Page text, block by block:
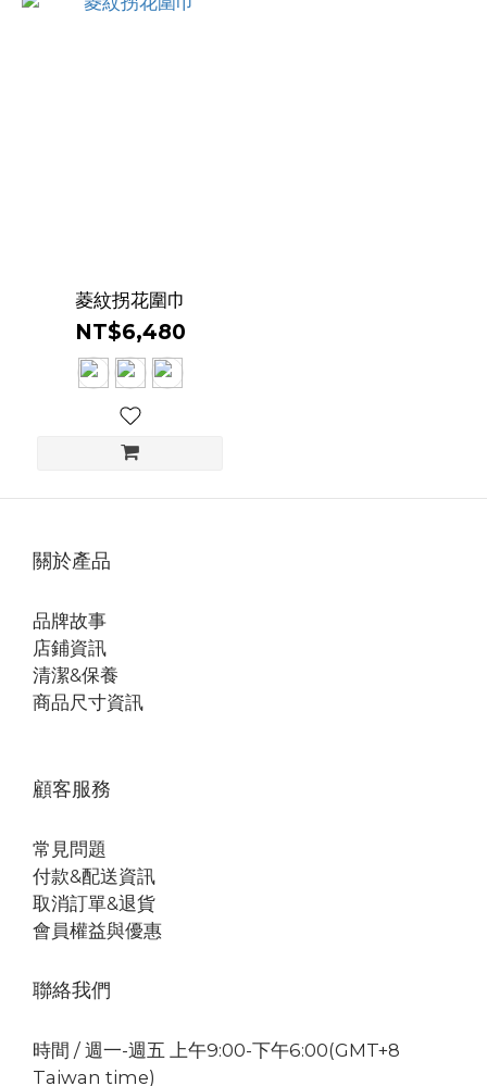
菱紋拐花圍巾
NT$6,480
關於產品
品牌故事
店鋪資訊
清潔&保養
商品尺寸資訊
顧客服務
常見問題
付款&配送資訊
取消訂單&退貨
會員權益與優惠
聯絡我們
時間 / 週一-週五 上午9:00-下午6:00(GMT+8
Taiwan time)